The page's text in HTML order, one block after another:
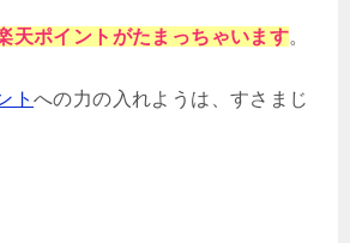
天ポイントがたまっちゃいま す。
ト への力の入れようは、すさまじ